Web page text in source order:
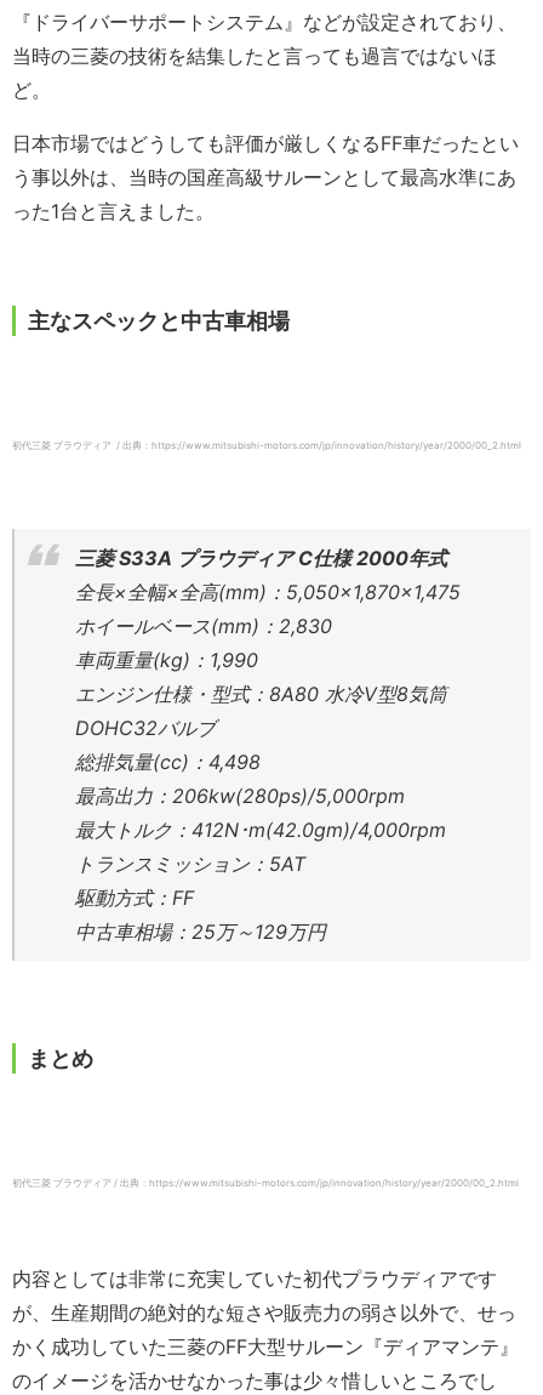
『ドライバーサポートシステム』などが設定されており、
当時の三菱の技術を結集したと言っても過言ではないほ
ど。
日本市場ではどうしても評価が厳しくなるFF車だったとい
う事以外は、当時の国産高級サルーンとして最高水準にあ
った1台と言えました。
主なスペックと中古車相場
初代三菱 プラウディア / 出典：https://www.mitsubishi-motors.com/jp/innovation/history/year/2000/00_2.html
三菱 S33A プラウディア C仕様 2000年式
全長×全幅×全高(mm)：5,050×1,870×1,475
ホイールベース(mm)：2,830
車両重量(kg)：1,990
エンジン仕様・型式：8A80 水冷V型8気筒
DOHC32バルブ
総排気量(cc)：4,498
最高出力：206kw(280ps)/5,000rpm
最大トルク：412N･m(42.0gm)/4,000rpm
トランスミッション：5AT
駆動方式：FF
中古車相場：25万～129万円
まとめ
初代三菱 プラウディア / 出典：https://www.mitsubishi-motors.com/jp/innovation/history/year/2000/00_2.html
内容としては非常に充実していた初代プラウディアです
が、生産期間の絶対的な短さや販売力の弱さ以外で、せっ
かく成功していた三菱のFF大型サルーン『ディアマンテ』
のイメージを活かせなかった事は少々惜しいところでし